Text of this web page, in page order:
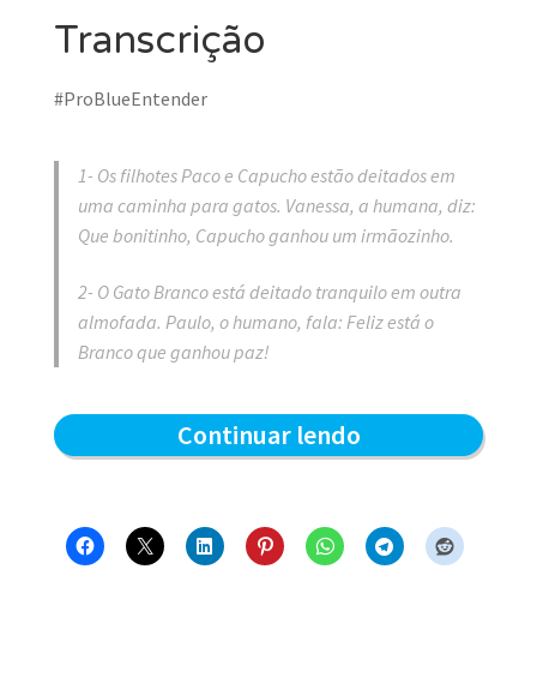
Transcrição
#ProBlueEntender
1- Os filhotes Paco e Capucho estão deitados em
uma caminha para gatos. Vanessa, a humana, diz:
Que bonitinho, Capucho ganhou um irmãozinho.
2- O Gato Branco está deitado tranquilo em outra
almofada. Paulo, o humano, fala: Feliz está o
Branco que ganhou paz!
Continuar lendoTodos
Blue